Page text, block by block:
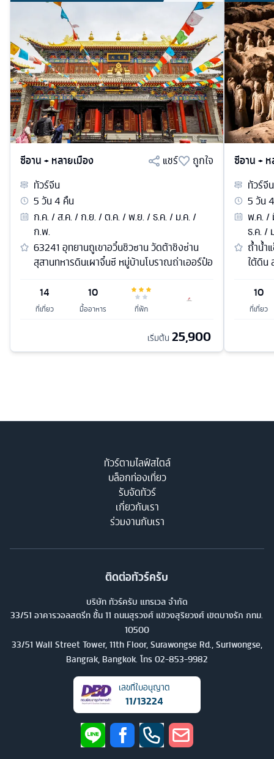
ซีอาน + หลายเมือง แชร์
ถูกใจ
ทัวร์จีน
5วัน4 คืน
ก.ค. / ส.ค. / ก.ย. / ต.ค. / พ.ย. / ธ.ค. / ม.ค. /
ก.พ.
63241 อุทยานถูเขาอวิ๋นชิวซาน วัดต้าชิงซ่าน
สุสานทหารดินเผาจิ๋นซี หมู่บ้านโบราณถ่าเออร์ป๋อ
14
ที่เที่ยว
10
มื้ออาหาร ที่พัก
เริ่มต้น 25,900
ซีอาน +
ทัวร์จีน
5วัน4
พ.ค. /
ธ.ค. /
ถ้ำน้ำ
ใต้ดิน
10
ที่เที่ยว
ทัวร์ตามไลฟ์สไตล์
บล็อกท่องเที่ยว
รับจัดทัวร์
เกี่ยวกับเรา
ร่วมงานกับเรา
ติดต่อทัวร์ครับ
บริษัท ทัวร์ครับ แทรเวล จำกัด
33/51 อาคารวอลสตรีท ชั้น 11 ถนนสุรวงศ์ แขวงสุริยวงศ์ เขตบางรัก กทม.
10500
33/51 Wall Street Tower, 11th Floor, Surawongse Rd., Suriwongse,
Bangrak, Bangkok. โทร 02-853-9982
เลขที่ใบอนุญาต
11/13224